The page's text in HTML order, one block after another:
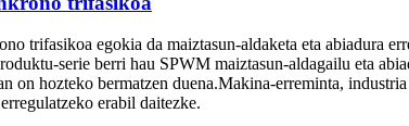
trifasikoa egokia da maiztasun-aldaketa eta abiadura
serie berri hau SPWM maiztasun-aldagailu eta
on hozteko bermatzen duena.Makina-erreminta,
erabil daitezke.